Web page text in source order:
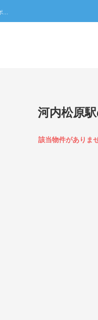
河内松原
該当物件がありま